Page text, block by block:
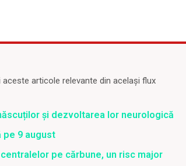
articole relevante din același flux
și dezvoltarea lor neurologică
pe 9 august
pe cărbune, un risc major